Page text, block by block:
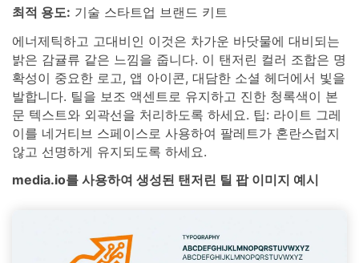
최적 용도: 기술 스타트업 브랜드 키트
에너제틱하고 고대비인 이것은 차가운 바닷물에 대비되는
밝은 감귤류 같은 느낌을 줍니다. 이 탠저린 컬러 조합은 명
확성이 중요한 로고, 앱 아이콘, 대담한 소셜 헤더에서 빛을
발합니다. 틸을 보조 액센트로 유지하고 진한 청록색이 본
문 텍스트와 외곽선을 처리하도록 하세요. 팁: 라이트 그레
이를 네거티브 스페이스로 사용하여 팔레트가 혼란스럽지
않고 선명하게 유지되도록 하세요.
media.io를 사용하여 생성된 탠저린 틸 팝 이미지 예시